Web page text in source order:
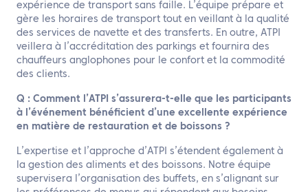
expérience de transport sans faille. L’équipe prépare et
gère les horaires de transport tout en veillant à la qualité
des services de navette et des transferts. En outre, ATPI
veillera à l’accréditation des parkings et fournira des
chauffeurs anglophones pour le confort et la commodité
des clients.
Q : Comment l’ATPI s’assurera-t-elle que les participants
à l’événement bénéficient d’une excellente expérience
en matière de restauration et de boissons ?
L’expertise et l’approche d’ATPI s’étendent également à
la gestion des aliments et des boissons. Notre équipe
supervisera l’organisation des buffets, en s’alignant sur